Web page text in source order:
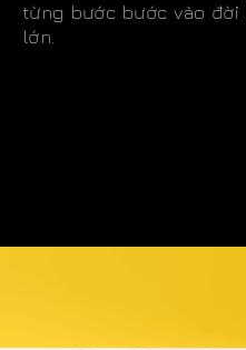
từng bước bước vào đời
lớn.